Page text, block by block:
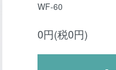
WF-60
0円(税0円)